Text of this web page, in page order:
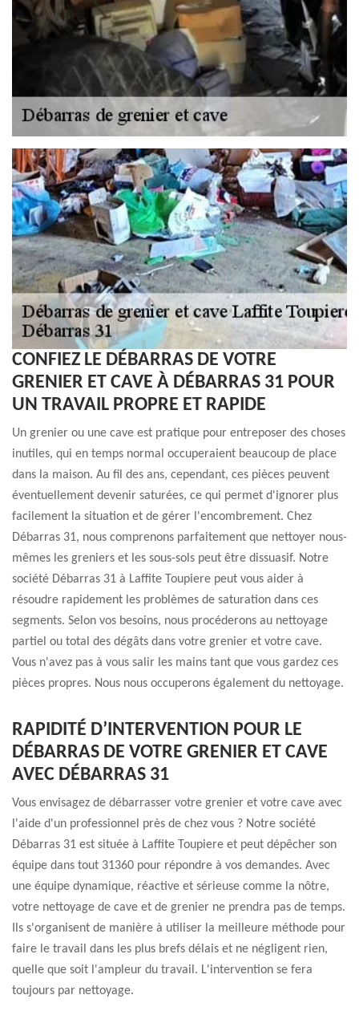
CONFIEZ LE DÉBARRAS DE VOTRE
GRENIER ET CAVE À DÉBARRAS 31 POUR
UN TRAVAIL PROPRE ET RAPIDE
Un grenier ou une cave est pratique pour entreposer des choses
inutiles, qui en temps normal occuperaient beaucoup de place
dans la maison. Au fil des ans, cependant, ces pièces peuvent
éventuellement devenir saturées, ce qui permet d'ignorer plus
facilement la situation et de gérer l'encombrement. Chez
Débarras 31, nous comprenons parfaitement que nettoyer nous-
mêmes les greniers et les sous-sols peut être dissuasif. Notre
société Débarras 31 à Laffite Toupiere peut vous aider à
résoudre rapidement les problèmes de saturation dans ces
segments. Selon vos besoins, nous procéderons au nettoyage
partiel ou total des dégâts dans votre grenier et votre cave.
Vous n'avez pas à vous salir les mains tant que vous gardez ces
pièces propres. Nous nous occuperons également du nettoyage.
RAPIDITÉ D’INTERVENTION POUR LE
DÉBARRAS DE VOTRE GRENIER ET CAVE
AVEC DÉBARRAS 31
Vous envisagez de débarrasser votre grenier et votre cave avec
l'aide d'un professionnel près de chez vous ? Notre société
Débarras 31 est située à Laffite Toupiere et peut dépêcher son
équipe dans tout 31360 pour répondre à vos demandes. Avec
une équipe dynamique, réactive et sérieuse comme la nôtre,
votre nettoyage de cave et de grenier ne prendra pas de temps.
Ils s'organisent de manière à utiliser la meilleure méthode pour
faire le travail dans les plus brefs délais et ne négligent rien,
quelle que soit l'ampleur du travail. L'intervention se fera
toujours par nettoyage.